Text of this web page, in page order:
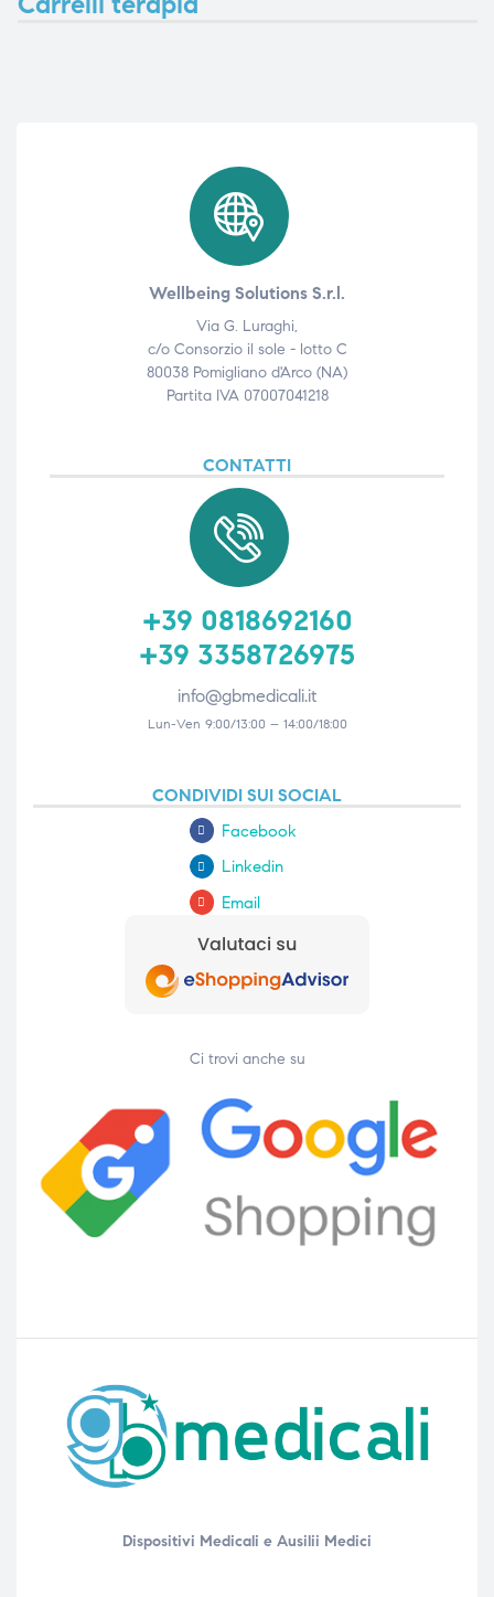
Wellbeing Solutions S.r.l.
Via G. Luraghi,
c/o Consorzio il sole - lotto C
80038 Pomigliano d'Arco (NA)
Partita IVA 07007041218
CONTATTI
+39 0818692160
+39 3358726975
info@gbmedicali.it
Lun-Ven 9:00/13:00 – 14:00/18:00
CONDIVIDI SUI SOCIAL
Facebook
Linkedin
Email
Ci trovi anche su
Dispositivi Medicali e Ausilii Medici